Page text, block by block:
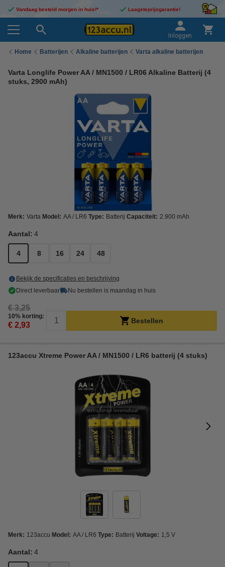
Vandaag besteld morgen in huis!* Laagsteprijsgarantie!
Inloggen
Home Batterijen Alkaline batterijen Varta alkaline batterijen
Varta Longlife Power AA / MN1500 / LR06 Alkaline Batterij (4
stuks, 2900 mAh)
Merk: Varta Model: AA / LR6 Type: Batterij Capaciteit: 2.900 mAh
Aantal: 4
4 8 16 24 48
Bekijk de specificaties en beschrijving
Direct leverbaar
Nu bestellen is maandag in huis
€ 3,25
10% korting:
€ 2,93 Bestellen
123accu Xtreme Power AA / MN1500 / LR6 batterij (4 stuks)
Merk: 123accu Model: AA / LR6 Type: Batterij Voltage: 1,5 V
Aantal: 4